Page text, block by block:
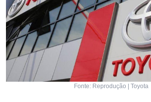
Fonte: Reprodução | Toyota